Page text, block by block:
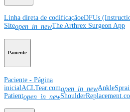
Linha direta de codificaçãoeDFUs
Siteopen_in_newThe Arthrex Surgeon App
Paciente
Paciente - Página
inicialACLTear.comopen_in_new
Patientopen_in_new